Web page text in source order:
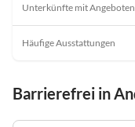
Unterkünfte mit Angeboten
Häufige Ausstattungen
Barrierefrei in